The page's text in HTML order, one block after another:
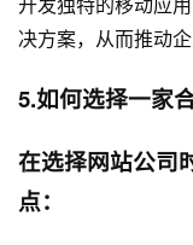
决方案，从而推动
5.如何选择一家
在选择网站公司
点：